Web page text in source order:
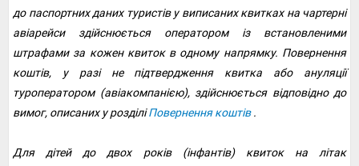
до паспортних даних туристів у виписаних квитках на чартерні
авіарейси здійснюється оператором із встановленими
штрафами за кожен квиток в одному напрямку. Повернення
коштів, у разі не підтвердження квитка або ануляції
туроператором (авіакомпанією), здійснюється відповідно до
вимог, описаних у розділіПовернення коштів.
Для дітей до двох років (інфантів) квиток на літак